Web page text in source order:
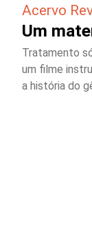
Acervo
Um
Tratamento
um filme
a história do